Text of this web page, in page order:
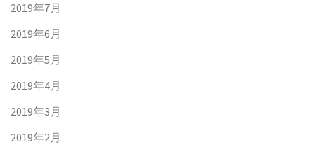
2019年7月
2019年6月
2019年5月
2019年4月
2019年3月
2019年2月